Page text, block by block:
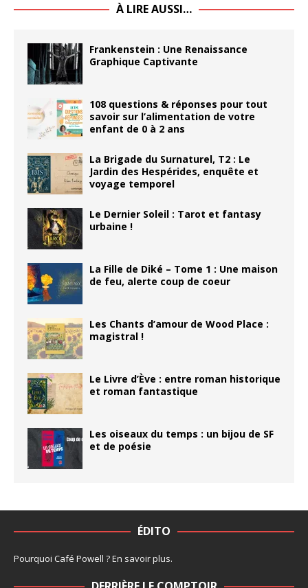
À LIRE AUSSI…
Frankenstein : Une Renaissance
Graphique Captivante
108 questions & réponses pour tout
savoir sur l’alimentation de votre
enfant de 0 à 2 ans
La Brigade du Surnaturel, T2 : Le
Jardin des Hespérides, enquête et
voyage temporel
Le Dernier Soleil : Tarot et fantasy
urbaine !
La Fille de Diké – Tome 1 : Une maison
de feu, alerte coup de coeur
Les Chants d’amour de Wood Place :
magistral !
Le Livre d’Ève : entre roman historique
et roman fantastique
Les oiseaux du temps : un bijou de SF
et de poésie
ÉDITO
Pourquoi Café Powell ?En savoir plus.